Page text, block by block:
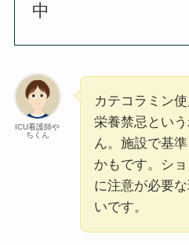
中
ICU看護師や
ちくん
カテコラミン
栄養禁忌とい
ん。施設で基
かもです。シ
に注意が必要
いです。